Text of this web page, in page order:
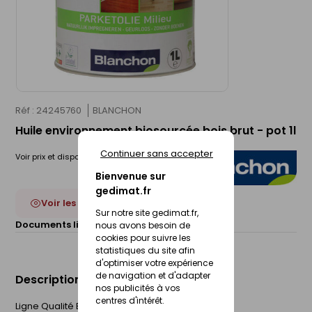
Bienvenue sur
gedimat.fr
Sur notre site gedimat.fr,
nous avons besoin de
cookies pour suivre les
statistiques du site afin
d'optimiser votre expérience
de navigation et d'adapter
nos publicités à vos
centres d'intérêt.
Continuer sans accepter
Réf : 24245760 BLANCHON
Huile environnement biosourcée bois brut - pot 1l
Voir prix et disponibilité en magasin
Voir les 14 déclinaisons
Documents liés :
Fiche technique
Description du produit
Ligne Qualité Environnement Blanchon conjugue